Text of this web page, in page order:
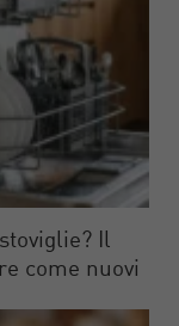
Il
come nuovi